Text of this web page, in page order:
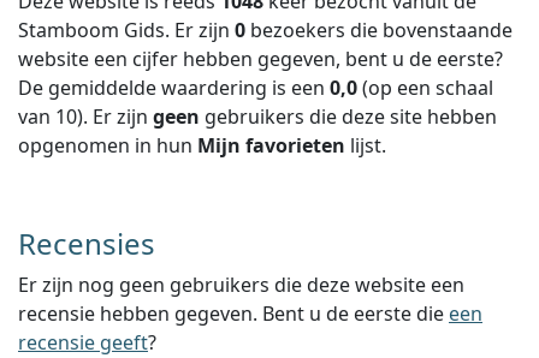
Stamboom Gids. Er zijn 0 bezoekers die bovenstaande
website een cijfer hebben gegeven, bent u de eerste?
De gemiddelde waardering is een 0,0(op een schaal
van 10). Er zijn geen gebruikers die deze site hebben
opgenomen in hun Mijn favorieten lijst.
Recensies
Er zijn nog geen gebruikers die deze website een
recensie hebben gegeven. Bent u de eerste die een
recensie geeft?